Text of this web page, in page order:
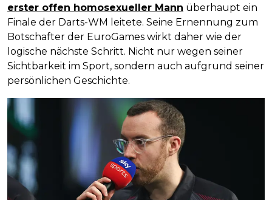
erster offen homosexueller Mann überhaupt ein
Finale der Darts-WM leitete. Seine Ernennung zum
Botschafter der EuroGames wirkt daher wie der
logische nächste Schritt. Nicht nur wegen seiner
Sichtbarkeit im Sport, sondern auch aufgrund seiner
persönlichen Geschichte.